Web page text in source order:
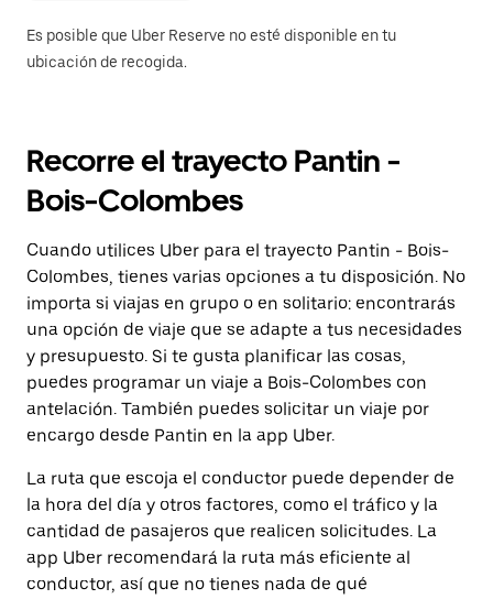
Es posible que Uber Reserve no esté disponible en tu
ubicación de recogida.
Recorre el trayecto Pantin -
Bois-Colombes
Cuando utilices Uber para el trayecto Pantin - Bois-
Colombes, tienes varias opciones a tu disposición. No
importa si viajas en grupo o en solitario: encontrarás
una opción de viaje que se adapte a tus necesidades
y presupuesto. Si te gusta planificar las cosas,
puedes programar un viaje a Bois-Colombes con
antelación. También puedes solicitar un viaje por
encargo desde Pantin en la app Uber.
La ruta que escoja el conductor puede depender de
la hora del día y otros factores, como el tráfico y la
cantidad de pasajeros que realicen solicitudes. La
app Uber recomendará la ruta más eficiente al
conductor, así que no tienes nada de qué